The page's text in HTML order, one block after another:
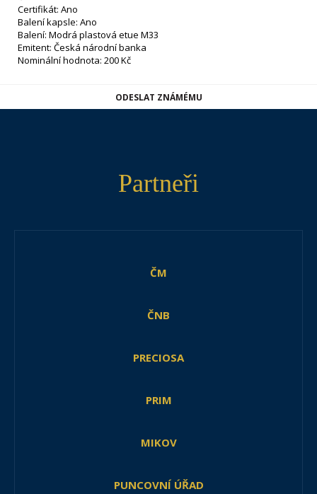
Certifikát: Ano
Balení kapsle: Ano
Balení: Modrá plastová etue M33
Emitent: Česká národní banka
Nominální hodnota: 200 Kč
ODESLAT ZNÁMÉMU
Partneři
ČM
ČNB
PRECIOSA
PRIM
MIKOV
PUNCOVNÍ ÚŘAD